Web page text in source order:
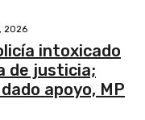
2026
intoxicado
de justicia;
apoyo, MP